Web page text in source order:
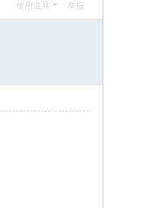
使用道具 举报